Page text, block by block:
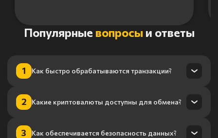
Популярные вопросы и ответы
1 Как быстро обрабатываются транзакции?
Транзакции обрабатываются в течение нескольких минут
благодаря нашему высокопроизводительному
2 Какие криптовалюты доступны для обмена?
Мы поддерживаем более 100 криптовалют, включая
3 Как обеспечивается безопасность данных?